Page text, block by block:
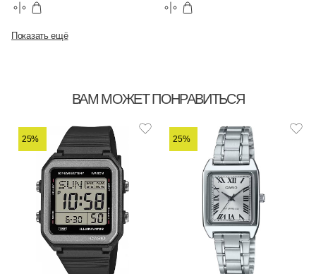
Показать ещё
ВАМ МОЖЕТ ПОНРАВИТЬСЯ
25% 25%